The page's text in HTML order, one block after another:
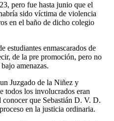
pero fue hasta junio que el
sido víctima de violencia
en el baño de dicho colegio
estudiantes enmascarados de
de la pre promoción, pero no
amenazas.
Juzgado de la Niñez y
todos los involucrados eran
conocer que Sebastián D. V. D.
en la justicia ordinaria.